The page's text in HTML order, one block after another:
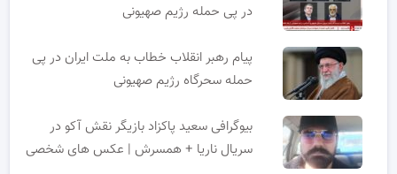
در پی حمله رژیم صهیونی
پیام رهبر انقلاب خطاب به ملت ایران در پی
حمله سحرگاه رژیم صهیونی
بیوگرافی سعید پاکزاد بازیگر نقش آکو در
سریال ناریا + همسرش | عکس های شخصی